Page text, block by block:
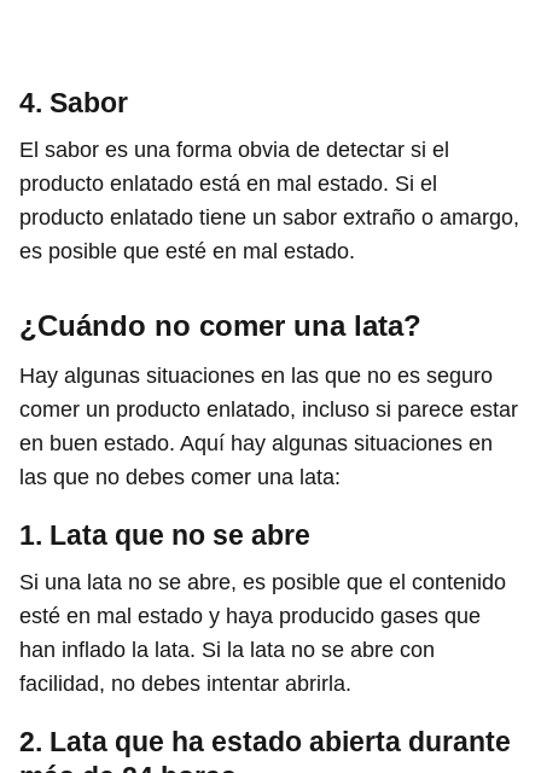
4. Sabor
El sabor es una forma obvia de detectar si el
producto enlatado está en mal estado. Si el
producto enlatado tiene un sabor extraño o amargo,
es posible que esté en mal estado.
¿Cuándo no comer una lata?
Hay algunas situaciones en las que no es seguro
comer un producto enlatado, incluso si parece estar
en buen estado. Aquí hay algunas situaciones en
las que no debes comer una lata:
1. Lata que no se abre
Si una lata no se abre, es posible que el contenido
esté en mal estado y haya producido gases que
han inflado la lata. Si la lata no se abre con
facilidad, no debes intentar abrirla.
2. Lata que ha estado abierta durante